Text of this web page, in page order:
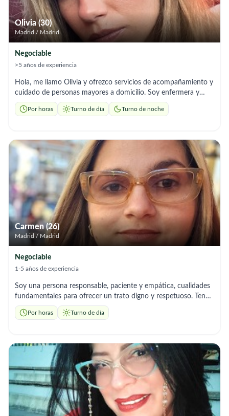
Olivia (30)
Madrid / Madrid
Negociable
>5 años de experiencia
Hola, me llamo Olivia y ofrezco servicios de acompañamiento y
cuidado de personas mayores a domicilio. Soy enfermera y
experiencia en el cuidado de personas dependientes, por lo que
puedo ayudar con: ✔️ Acompañamiento y compañía ✔️
médicas ✔️ Turnos de noche si es necesario Soy una persona
responsable, paciente y cercana. Me adapto a las necesidades
de cada familia y ofrezco un trato respetuoso y profesional.
Por horas Turno de día Turno de noche
Carmen (26)
Madrid / Madrid
Negociable
1-5 años de experiencia
Soy una persona responsable, paciente y empática, cualidades
fundamentales para ofrecer un trato digno y respetuoso. Tengo
experiencia en tareas como ayuda con la higiene personal,
administración de medicamentos según indicaciones médicas,
el acompañamiento afectivo es tan importante como el
cuidado físico, por lo que procuro generar un ambiente de
confianza, seguridad y bienestar para la persona a mi cargo.
Por horas Turno de día